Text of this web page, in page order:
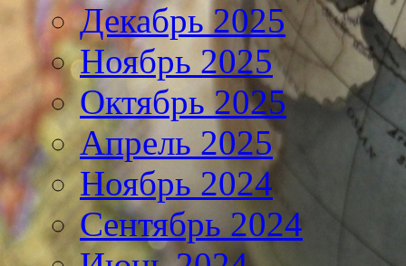
Декабрь 2025
Ноябрь 2025
Октябрь 2025
Апрель 2025
Ноябрь 2024
Сентябрь 2024